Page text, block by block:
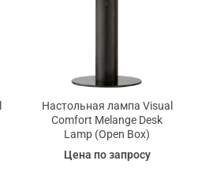
Настольная лампа Visual
Comfort Melange Desk
Lamp (Open Box)
Цена по запросу